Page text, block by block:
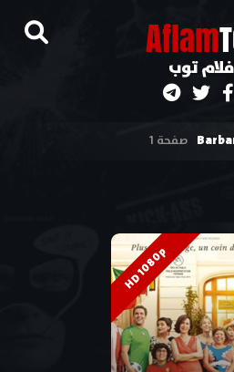
Aflam
توب
صفحة 1
HD 1080p